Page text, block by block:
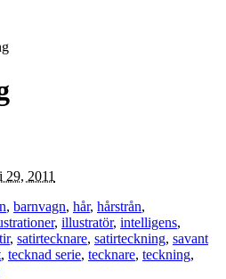
29, 2011
, barnvagn, hår, hårstrån,
, illustratör, intelligens,
, satirtecknare, satirteckning, savant
, tecknad serie, tecknare, teckning,